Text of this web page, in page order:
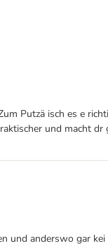
Putzä isch es e
und macht dr
und anderswo gar